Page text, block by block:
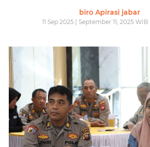
biro Apirasi jabar
11 Sep 2025 | September 11, 2025 WIB |